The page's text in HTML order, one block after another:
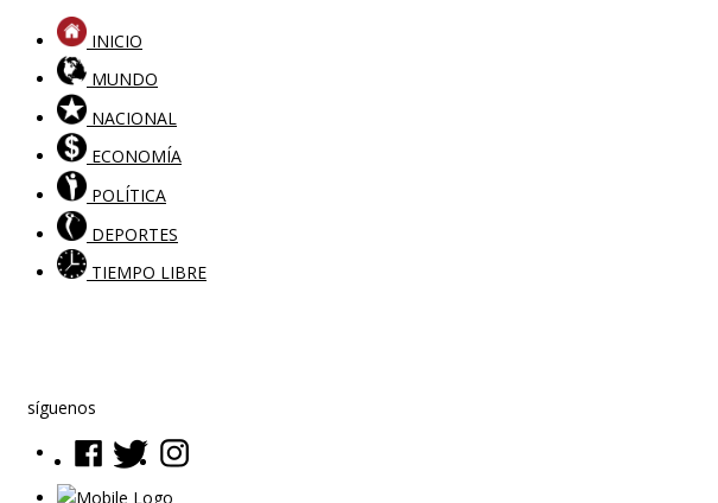
INICIO
MUNDO
NACIONAL
ECONOMÍA
POLÍTICA
DEPORTES
TIEMPO LIBRE
síguenos